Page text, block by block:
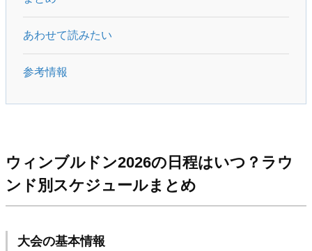
あわせて読みたい
参考情報
ウィンブルドン2026の日程はいつ？ラウ
ンド別スケジュールまとめ
大会の基本情報